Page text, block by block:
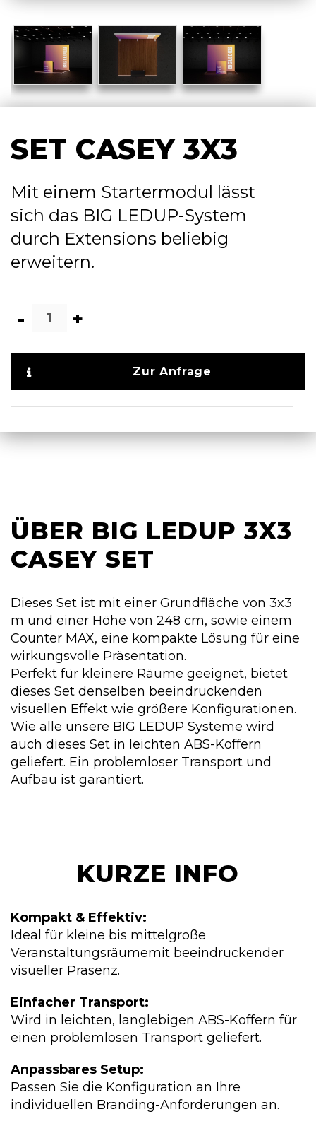
SET CASEY 3X3
Mit einem Startermodul lässt
sich das BIG LEDUP-System
durch Extensions beliebig
erweitern.
- +
Zur Anfrage
ÜBER BIG LEDUP 3X3
CASEY SET
Dieses Set ist mit einer Grundfläche von 3x3
m und einer Höhe von 248 cm, sowie einem
Counter MAX, eine kompakte Lösung für eine
wirkungsvolle Präsentation.
Perfekt für kleinere Räume geeignet, bietet
dieses Set denselben beeindruckenden
visuellen Effekt wie größere Konfigurationen.
Wie alle unsere BIG LEDUP Systeme wird
auch dieses Set in leichten ABS-Koffern
geliefert. Ein problemloser Transport und
Aufbau ist garantiert.
KURZE INFO
Kompakt & Effektiv:
Ideal für kleine bis mittelgroße
Veranstaltungsräumemit beeindruckender
visueller Präsenz.
Einfacher Transport:
Wird in leichten, langlebigen ABS-Koffern für
einen problemlosen Transport geliefert.
Anpassbares Setup:
Passen Sie die Konfiguration an Ihre
individuellen Branding-Anforderungen an.